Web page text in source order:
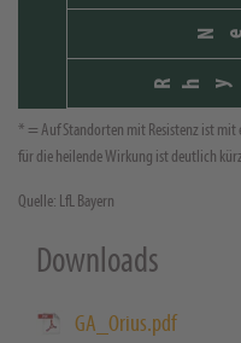
* = Auf Standorten mit Resistenz ist mit
für die heilende Wirkung ist deutlich
Quelle: LfL Bayern
Downloads
GA_Orius.pdf